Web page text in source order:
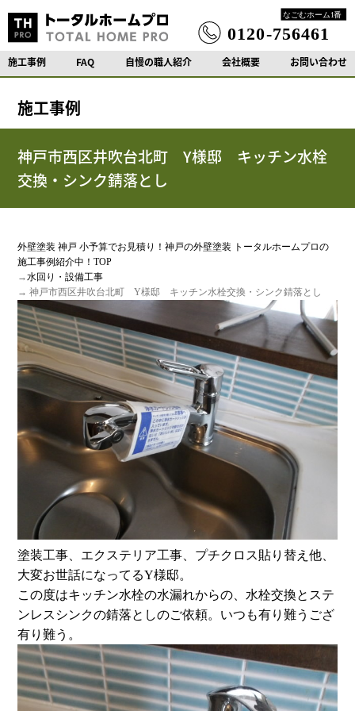
施工事例 FAQ 自慢の職人紹介 会社概要 お問い合わせ
施工事例
神戸市西区井吹台北町 Y様邸 キッチン水栓
交換・シンク錆落とし
外壁塗装 神戸 小予算でお見積り！神戸の外壁塗装 トータルホームプロの
施工事例紹介中！TOP
→水回り・設備工事
→ 神戸市西区井吹台北町 Y様邸 キッチン水栓交換・シンク錆落とし
塗装工事、エクステリア工事、プチクロス貼り替え他、
大変お世話になってるY様邸。
この度はキッチン水栓の水漏れからの、水栓交換とステ
ンレスシンクの錆落としのご依頼。いつも有り難うござ
有り難う。